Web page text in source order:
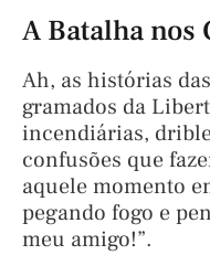
A Batalha nos
Ah, as histórias
gramados da
incendiárias,
confusões que
aquele momento
pegando fogo e
meu amigo!”.